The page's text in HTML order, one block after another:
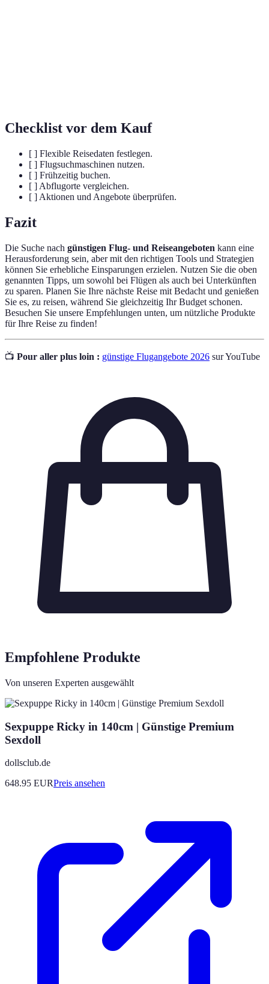
Checklist vor dem Kauf
[ ] Flexible Reisedaten festlegen.
[ ] Flugsuchmaschinen nutzen.
[ ] Frühzeitig buchen.
[ ] Abflugorte vergleichen.
[ ] Aktionen und Angebote überprüfen.
Fazit
Die Suche nach günstigen Flug- und Reiseangeboten kann eine
Herausforderung sein, aber mit den richtigen Tools und Strategien
können Sie erhebliche Einsparungen erzielen. Nutzen Sie die oben
genannten Tipps, um sowohl bei Flügen als auch bei Unterkünften
zu sparen. Planen Sie Ihre nächste Reise mit Bedacht und genießen
Sie es, zu reisen, während Sie gleichzeitig Ihr Budget schonen.
Besuchen Sie unsere Empfehlungen unten, um nützliche Produkte
für Ihre Reise zu finden!
📺 Pour aller plus loin : günstige Flugangebote 2026 sur YouTube
Empfohlene Produkte
Von unseren Experten ausgewählt
Sexpuppe Ricky in 140cm | Günstige Premium
Sexdoll
dollsclub.de
648.95 EURPreis ansehen